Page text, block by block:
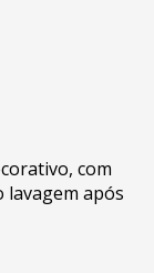
com
lavagem após